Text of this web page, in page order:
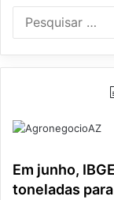
Em junho,
toneladas